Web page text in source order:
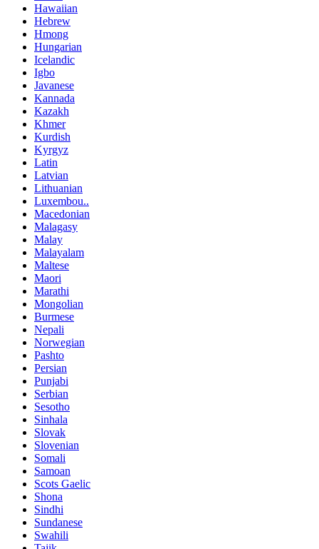
Hawaiian
Hebrew
Hmong
Hungarian
Icelandic
Igbo
Javanese
Kannada
Kazakh
Khmer
Kurdish
Kyrgyz
Latin
Latvian
Lithuanian
Luxembou..
Macedonian
Malagasy
Malay
Malayalam
Maltese
Maori
Marathi
Mongolian
Burmese
Nepali
Norwegian
Pashto
Persian
Punjabi
Serbian
Sesotho
Sinhala
Slovak
Slovenian
Somali
Samoan
Scots Gaelic
Shona
Sindhi
Sundanese
Swahili